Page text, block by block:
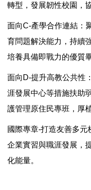
轉型，發展韌性校園，
面向C-產學合作連結：
育問題解決能力，持續
培養具備即戰力的優質
面向D-提升高教公共性
涯發展中心等措施扶助
護管理原住民專班，厚
國際專章-打造友善多
企業實習與職涯發展，
化能量。